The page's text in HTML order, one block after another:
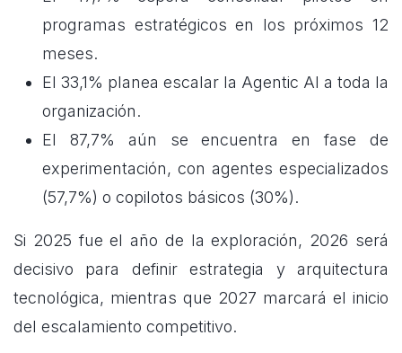
programas estratégicos en los próximos 12
meses.
El 33,1% planea escalar la Agentic AI a toda la
organización.
El 87,7% aún se encuentra en fase de
experimentación, con agentes especializados
(57,7%) o copilotos básicos (30%).
Si 2025 fue el año de la exploración, 2026 será
decisivo para definir estrategia y arquitectura
tecnológica, mientras que 2027 marcará el inicio
del escalamiento competitivo.